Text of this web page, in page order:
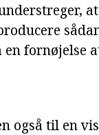
fornøjelse
til en